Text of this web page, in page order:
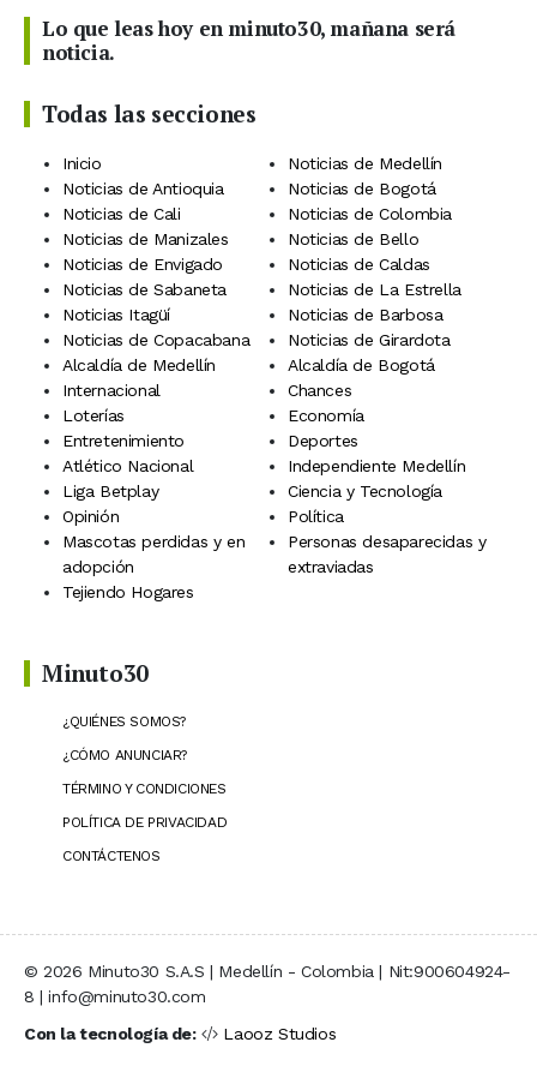
Lo que leas hoy en minuto30, mañana será
noticia.
Todas las secciones
Inicio
Noticias de Medellín
Noticias de Antioquia
Noticias de Bogotá
Noticias de Cali
Noticias de Colombia
Noticias de Manizales
Noticias de Bello
Noticias de Envigado
Noticias de Caldas
Noticias de Sabaneta
Noticias de La Estrella
Noticias Itagüí
Noticias de Barbosa
Noticias de Copacabana
Noticias de Girardota
Alcaldía de Medellín
Alcaldía de Bogotá
Internacional
Chances
Loterías
Economía
Entretenimiento
Deportes
Atlético Nacional
Independiente Medellín
Liga Betplay
Ciencia y Tecnología
Opinión
Política
Mascotas perdidas y en
adopción
Personas desaparecidas y
extraviadas
Tejiendo Hogares
Minuto30
¿QUIÉNES SOMOS?
¿CÓMO ANUNCIAR?
TÉRMINO Y CONDICIONES
POLÍTICA DE PRIVACIDAD
CONTÁCTENOS
© 2026 Minuto30 S.A.S | Medellín - Colombia | Nit:900604924-
8 | info@minuto30.com
Con la tecnología de:
Laooz Studios